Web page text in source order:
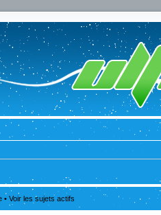
• Voir les sujets actifs